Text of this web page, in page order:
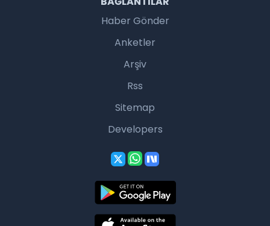
Haber Gönder
Anketler
Arşiv
Rss
Sitemap
Developers